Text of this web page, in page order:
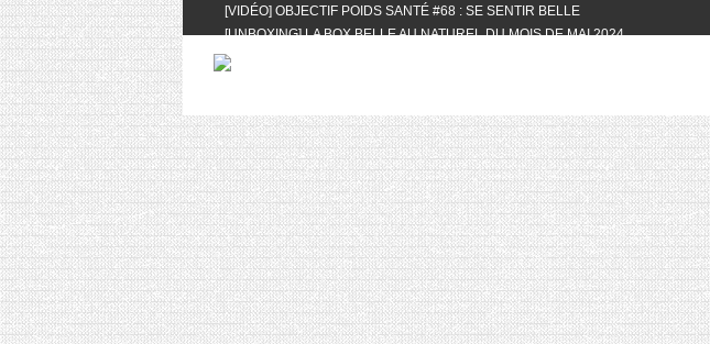
[VIDÉO] OBJECTIF POIDS SANTÉ #68 : SE SENTIR BELLE
[UNBOXING] LA BOX BELLE AU NATUREL DU MOIS DE MAI 2024
[VIDÉO] UNBOXING : LES MY LITTLE & BIOTYFULL BOX DU MOIS DE MAI 2024
[VIDÉO] QUITOQUE #10 : MEAL PREP & CONVIVIALITÉ
[VIDÉO] UNBOXING : LES MY LITTLE & BIOTYFULL BOX DU MOIS D’AVRIL
2024 FEAT. AKILA
[VIDÉO] OBJECTIF POIDS SANTÉ #67 : L’AVIS DES AUTRES, CE N’EST QUE LA
VIE DES AUTRES
[VIDÉO] UNBOXING : LES MY LITTLE & BIOTYFULL BOX DES MOIS DE
FÉVRIER ET MARS 2024 FEAT. AKILA
[VIDÉO] LA SÉLECTION DU MOIS #JANVIER2024
[VIDÉO] HELLOFRESH #34 : IDÉES RECETTES RISOTTO